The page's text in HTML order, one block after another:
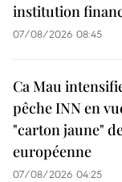
institution
07/08/2026 08:45
Ca Mau
pêche INN en
"carton jaune"
européenne
07/08/2026 04:25